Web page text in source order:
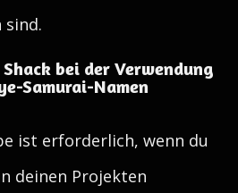
sind.
bei der Verwendung
Samurai-Namen
ist erforderlich, wenn du
deinen Projekten